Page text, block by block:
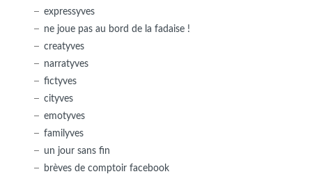
expressyves
ne joue pas au bord de la fadaise !
creatyves
narratyves
fictyves
cityves
emotyves
familyves
un jour sans fin
brèves de comptoir facebook